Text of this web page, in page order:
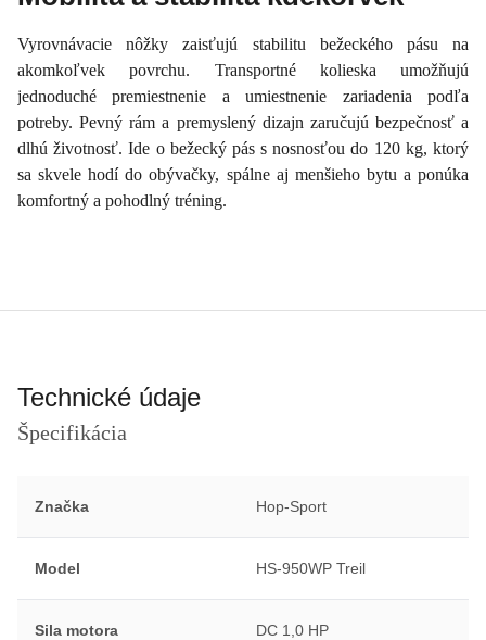
Vyrovnávacie nôžky zaisťujú stabilitu bežeckého pásu na
akomkoľvek povrchu. Transportné kolieska umožňujú
jednoduché premiestnenie a umiestnenie zariadenia podľa
potreby. Pevný rám a premyslený dizajn zaručujú bezpečnosť a
dlhú životnosť. Ide o bežecký pás s nosnosťou do 120 kg, ktorý
sa skvele hodí do obývačky, spálne aj menšieho bytu a ponúka
komfortný a pohodlný tréning.
Technické údaje
Špecifikácia
Značka Hop-Sport
Model HS-950WP Treil
Sila motora DC 1,0 HP